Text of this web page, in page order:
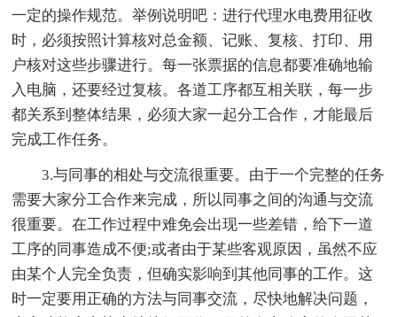
一定的操作规范。举例说明吧：进行代理水电费用征收
时，必须按照计算核对总金额、记账、复核、打印、用
户核对这些步骤进行。每一张票据的信息都要准确地输
入电脑，还要经过复核。各道工序都互相关联，每一步
都关系到整体结果，必须大家一起分工合作，才能最后
完成工作任务。
3.与同事的相处与交流很重要。由于一个完整的任务
需要大家分工合作来完成，所以同事之间的沟通与交流
很重要。在工作过程中难免会出现一些差错，给下一道
工序的同事造成不便;或者由于某些客观原因，虽然不应
由某个人完全负责，但确实影响到其他同事的工作。这
时一定要用正确的方法与同事交流，尽快地解决问题，